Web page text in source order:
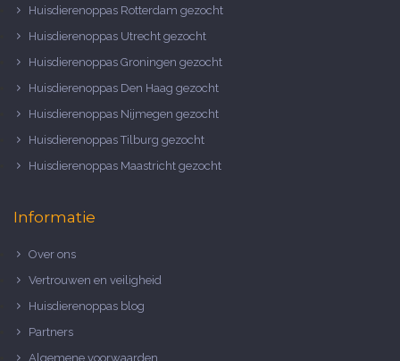
Huisdierenoppas Rotterdam gezocht
Huisdierenoppas Utrecht gezocht
Huisdierenoppas Groningen gezocht
Huisdierenoppas Den Haag gezocht
Huisdierenoppas Nijmegen gezocht
Huisdierenoppas Tilburg gezocht
Huisdierenoppas Maastricht gezocht
Informatie
Over ons
Vertrouwen en veiligheid
Huisdierenoppas blog
Partners
Algemene voorwaarden